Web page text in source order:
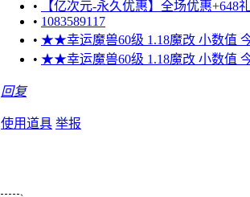
•
【亿次元-永久优惠】全场优惠+648
• 1083589117
• ★★幸运魔兽60级 1.18魔改 小数值
• ★★幸运魔兽60级 1.18魔改 小数值
回复
使用道具 举报